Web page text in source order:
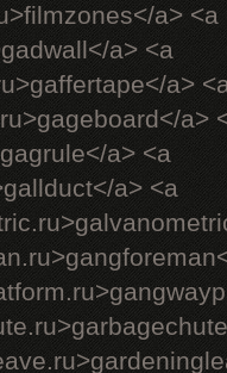
a> <a
a> <a
a>
a>
a> <a
a> <a